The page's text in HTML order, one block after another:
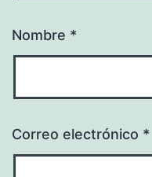
Nombre *
Correo electrónico *